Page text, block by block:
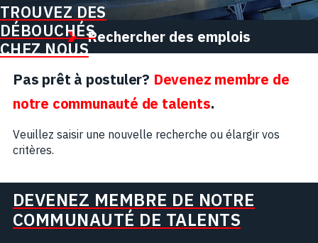
TROUVEZ DES
DÉBOUCHÉS
CHEZ NOUS
Rechercher des emplois
Pas prêt à postuler? Devenez membre de
notre communauté de talents.
Veuillez saisir une nouvelle recherche ou élargir vos
critères.
DEVENEZ MEMBRE DE NOTRE
COMMUNAUTÉ DE TALENTS